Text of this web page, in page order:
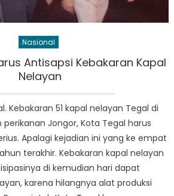
Nasional
Antisapsi Kebakaran Kapal
Nelayan
Kebakaran 51 kapal nelayan Tegal di
Jongor, Kota Tegal harus
Apalagi kejadian ini yang ke empat
terakhir. Kebakaran kapal nelayan
di kemudian hari dapat
karena hilangnya alat produksi